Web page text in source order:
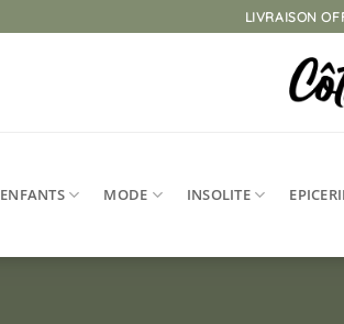
LIVRAISON
ENFANTS MODE INSOLITE